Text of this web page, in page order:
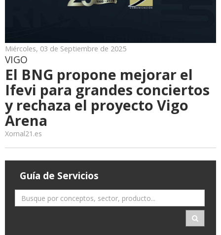
Miércoles, 03 de Septiembre de 2025
VIGO
El BNG propone mejorar el
Ifevi para grandes conciertos
y rechaza el proyecto Vigo
Arena
Xornal21.es
Guía de Servicios